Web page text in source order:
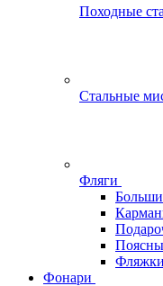
Походные
Стальные
Фляги
Фонари